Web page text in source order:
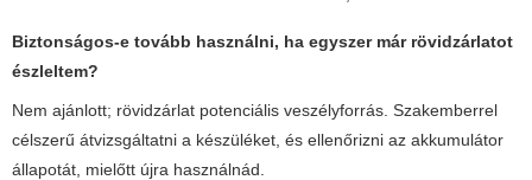
Biztonságos-e tovább használni, ha egyszer már rövidzárlatot
észleltem?
Nem ajánlott; rövidzárlat potenciális veszélyforrás. Szakemberrel
célszerű átvizsgáltatni a készüléket, és ellenőrizni az akkumulátor
állapotát, mielőtt újra használnád.